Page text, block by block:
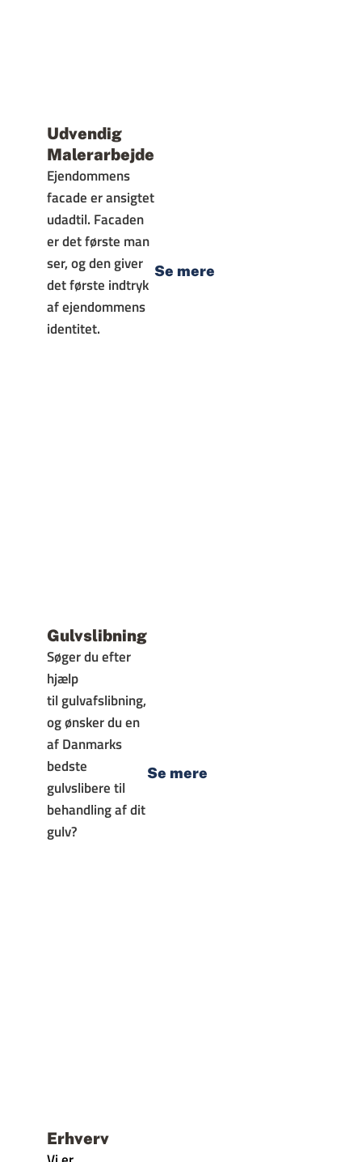
Udvendig
Malerarbejde
Ejendommens
facade er ansigtet
udadtil. Facaden
er det første man
ser, og den giver
det første indtryk
af ejendommens
identitet.
Se mere
Gulvslibning
Søger du efter
hjælp
til gulvafslibning,
og ønsker du en
af Danmarks
bedste
gulvslibere til
behandling af dit
gulv?
Se mere
Erhverv